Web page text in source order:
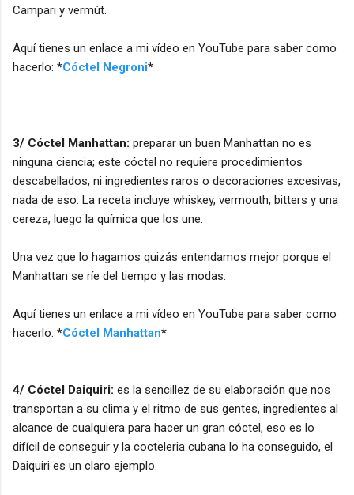
Campari y vermút.
Aquí tienes un enlace a mi vídeo en YouTube para saber como
hacerlo: *Cóctel Negroni*
3/ Cóctel Manhattan: preparar un buen Manhattan no es
ninguna ciencia; este cóctel no requiere procedimientos
descabellados, ni ingredientes raros o decoraciones excesivas,
nada de eso. La receta incluye whiskey, vermouth, bitters y una
cereza, luego la química que los une.
Una vez que lo hagamos quizás entendamos mejor porque el
Manhattan se ríe del tiempo y las modas.
Aquí tienes un enlace a mi vídeo en YouTube para saber como
hacerlo: *Cóctel Manhattan*
4/ Cóctel Daiquiri: es la sencillez de su elaboración que nos
transportan a su clima y el ritmo de sus gentes, ingredientes al
alcance de cualquiera para hacer un gran cóctel, eso es lo
difícil de conseguir y la cocteleria cubana lo ha conseguido, el
Daiquiri es un claro ejemplo.